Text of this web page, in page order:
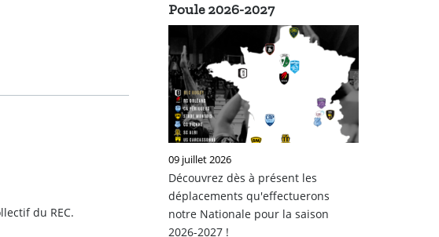
du REC.
Poule 2026-2027
09 juillet 2026
Découvrez dès à présent les
déplacements qu'effectuerons
notre Nationale pour la saison
2026-2027 !